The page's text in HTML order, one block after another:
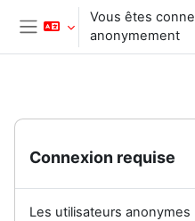
Passer au contenu principal
Panneau latéral
Vous êtes
anonymement
Connexion requise
Les utilisateurs